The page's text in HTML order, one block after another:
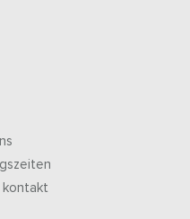
kontakt